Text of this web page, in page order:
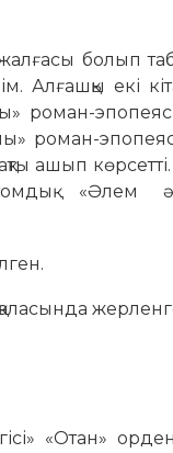
болып
Алғашқы екі
роман-
роман-эпопеясы
ашып
«Әлем
«Отан»